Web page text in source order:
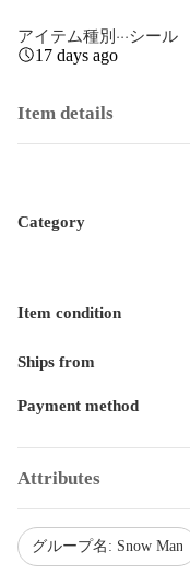
アイテム種別···シール
17 days ago
Item details
Category
Item condition
Ships from
Payment method
Attributes
グループ名: Snow Man